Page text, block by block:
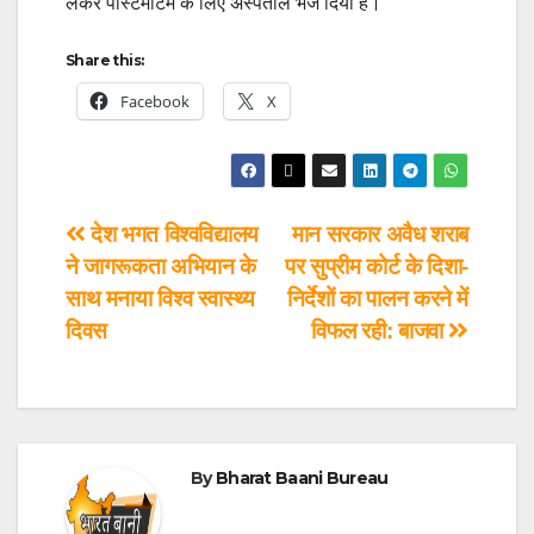
Share this:
Facebook X
मान सरकार अवैध शराब
पर सुप्रीम कोर्ट के दिशा-
निर्देशों का पालन करने में
विफल रही: बाजवा
देश भगत विश्वविद्यालय
ने जागरूकता अभियान के
साथ मनाया विश्व स्वास्थ्य
दिवस
ByBharat Baani Bureau